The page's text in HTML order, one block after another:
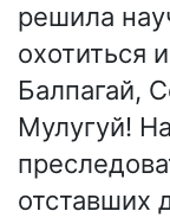
решила
охотиться
Балпагай,
Мулугуй!
отставших